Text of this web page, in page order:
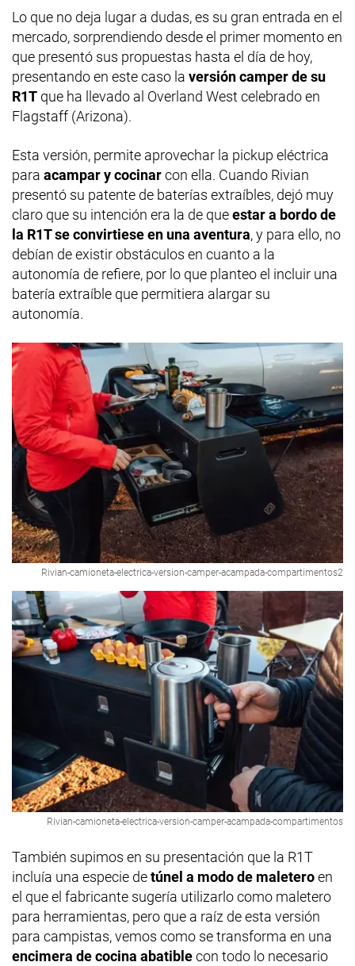
Lo que no deja lugar a dudas, es su gran entrada en el
mercado, sorprendiendo desde el primer momento en
que presentó sus propuestas hasta el día de hoy,
presentando en este caso la versión camper de su
R1T que ha llevado al Overland West celebrado en
Flagstaff (Arizona).
Esta versión, permite aprovechar la pickup eléctrica
para acampar y cocinarcon ella. Cuando Rivian
presentó su patente de baterías extraíbles, dejó muy
claro que su intención era la de queestar a bordo de
la R1T se convirtiese en una aventura, y para ello, no
debían de existir obstáculos en cuanto a la
autonomía de refiere, por lo que planteo el incluir una
batería extraíble que permitiera alargar su
autonomía.
Rivian-camioneta-electrica-version-camper-acampada-compartimentos2
Rivian-camioneta-electrica-version-camper-acampada-compartimentos
También supimos en su presentación que la R1T
incluía una especie detúnel a modo de maleteroen
el que el fabricante sugería utilizarlo como maletero
para herramientas, pero que a raíz de esta versión
para campistas, vemos como se transforma en una
encimera de cocina abatiblecon todo lo necesario